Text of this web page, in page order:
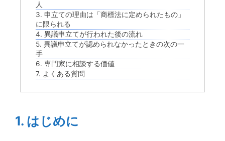
人
3. 申立ての理由は「商標法に定められたもの」
に限られる
4. 異議申立てが行われた後の流れ
5. 異議申立てが認められなかったときの次の一
手
6. 専門家に相談する価値
7. よくある質問
1. はじめに